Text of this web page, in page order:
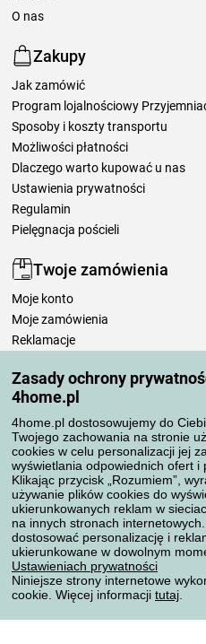
Zasady ochrony
4home.pl
4home.pl dostosowujemy do
Twojego zachowania na stronie
cookies w celu personalizacji jej
wyświetlania odpowiednich ofert i
Klikając przycisk „Rozumiem”,
używanie plików cookies do
ukierunkowanych reklam w
na innych stronach
dostosować personalizację i
ukierunkowane w dowolnym
Ustawieniach prywatności
Niniejsze strony internetowe
cookie. Więcej informacji tutaj
O nas
Zakupy
Jak zamówić
Program lojalnościowy
Sposoby i koszty transportu
Możliwości płatności
Dlaczego warto kupować u nas
Ustawienia prywatności
Regulamin
Pielęgnacja pościeli
Twoje zamówienia
Moje konto
Moje zamówienia
Reklamacje
Zasady przetwarzania recenzji
Sposoby transportu
Metody płatności
Niezawodny sklep